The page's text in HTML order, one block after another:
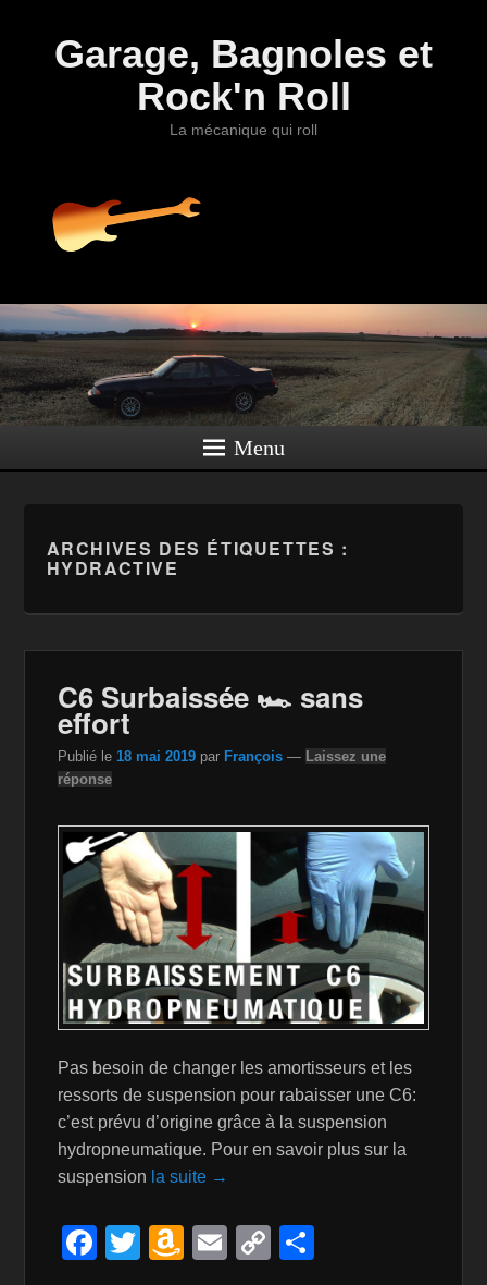
Garage, Bagnoles et
Rock'n Roll
La mécanique qui roll
Menu
ARCHIVES DES ÉTIQUETTES :
HYDRACTIVE
C6 Surbaissée 🏎 sans
effort
Publié le 18 mai 2019 par François — Laissez une
réponse
Pas besoin de changer les amortisseurs et les
ressorts de suspension pour rabaisser une C6:
c’est prévu d’origine grâce à la suspension
hydropneumatique. Pour en savoir plus sur la
suspension la suite →
F
T
A
E
C